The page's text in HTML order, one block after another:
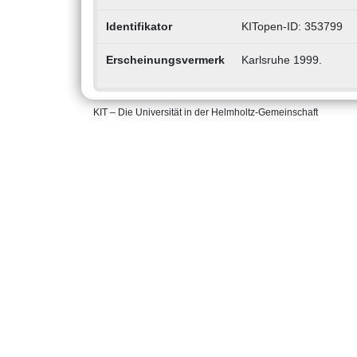
Identifikator KITopen-ID: 353799
Erscheinungsvermerk Karlsruhe 1999.
KIT – Die Universität in der Helmholtz-Gemeinschaft